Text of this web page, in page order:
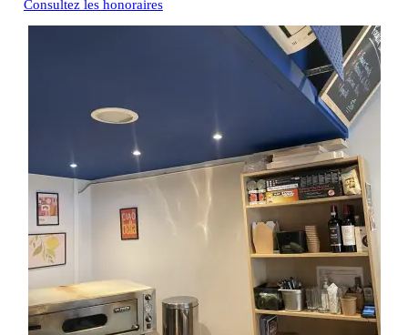
Consultez les honoraires